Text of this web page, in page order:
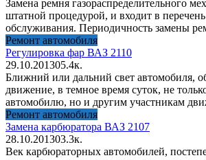
Замена ремня газораспределительного
штатной процедурой, и входит в перечень
обслуживания. Периодичность замены
Ремонт автомобиля
Регулировка фар ВАЗ 2110
29.10.201305.4к.
Ближний или дальний свет автомобиля,
движение, в темное время суток, не
автомобилю, но и другим участникам
Ремонт автомобиля
Замена карбюратора ВАЗ 2107
28.10.201303.3к.
Век карбюраторных автомобилей,